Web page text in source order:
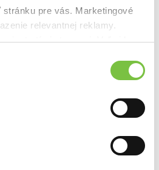
pre vás. Marketingové
relevantnej reklamy.
aj s tretími stranami. Veľmi by
Weiss,David Benioff,David Nutter
Sapochnik,Magicbox(2023)
rody Westerosu osmi vynikajícími
Vše pro jediný účel - usednout na